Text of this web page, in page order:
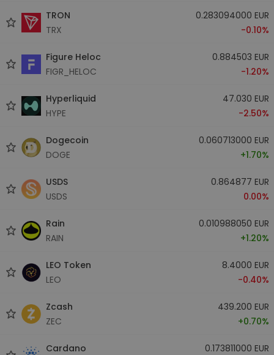
TRON
TRX
0.283094000 EUR
-0.10%
Figure Heloc
FIGR_HELOC
0.884503 EUR
-1.20%
Hyperliquid
HYPE
47.030 EUR
-2.50%
Dogecoin
DOGE
0.060713000 EUR
+1.70%
USDS
USDS
0.864877 EUR
0.00%
Rain
RAIN
0.010988050 EUR
+1.20%
LEO Token
LEO
8.4000 EUR
-0.40%
Zcash
ZEC
439.200 EUR
+0.70%
Cardano
0.173811000 EUR